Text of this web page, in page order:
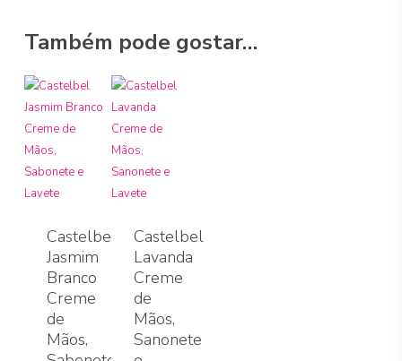
Também pode gostar…
Castelbel
Jasmim
Branco
Creme
de
Mãos,
Castelbel
Lavanda
Creme
de
Mãos,
Sanonete